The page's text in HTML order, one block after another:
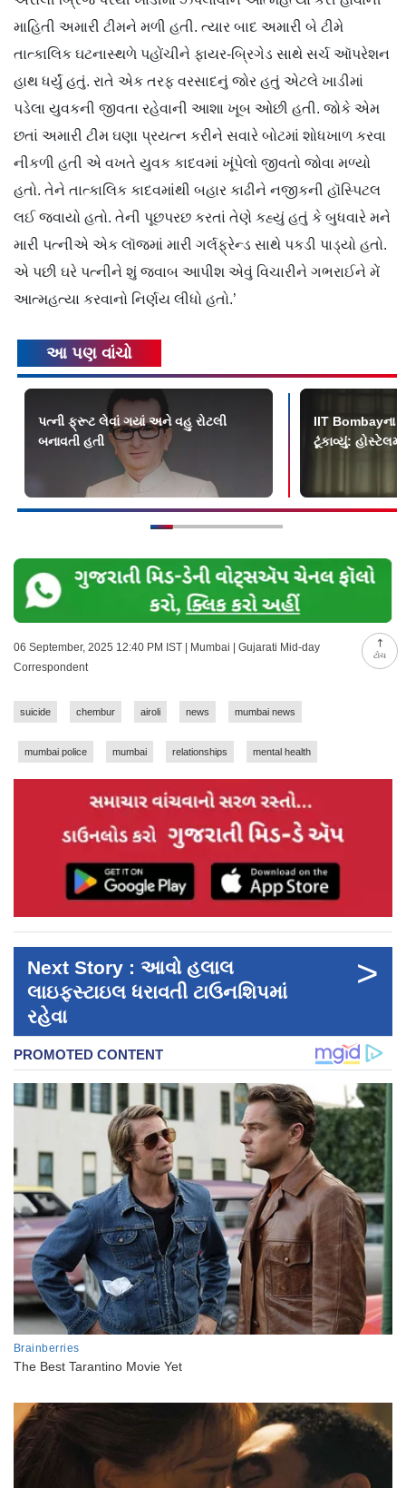
ટોચ
માહિતી અમારી ટીમને મળી હતી. ત્યાર બાદ અમારી બે ટીમે
તાત્કાલિક ઘટનાસ્થળે પહોંચીને ફાયર-બ્રિગેડ સાથે સર્ચ ઑપરેશન
હાથ ધર્યું હતું. રાતે એક તરફ વરસાદનું જોર હતું એટલે ખાડીમાં
પડેલા યુવકની જીવતા રહેવાની આશા ખૂબ ઓછી હતી. જોકે એમ
છતાં અમારી ટીમ ઘણા પ્રયત્ન કરીને સવારે બોટમાં શોધખાળ કરવા
નીકળી હતી એ વખતે યુવક કાદવમાં ખૂંપેલો જીવતો જોવા મળ્યો
હતો. તેને તાત્કાલિક કાદવમાંથી બહાર કાઢીને નજીકની હૉસ્પિટલ
લઈ જવાયો હતો. તેની પૂછપરછ કરતાં તેણે કહ્યું હતું કે બુધવારે મને
મારી પત્નીએ એક લૉજમાં મારી ગર્લફ્રેન્ડ સાથે પકડી પાડ્યો હતો.
એ પછી ઘરે પત્નીને શું જવાબ આપીશ એવું વિચારીને ગભરાઈને મેં
આત્મહત્યા ‍કરવાનો નિર્ણય લીધો હતો.’
આ પણ વાંચો
પત્ની ફ્રૂટ લેવાં ગયાં અને વહુ રોટલી
બનાવતી હતી
IIT Bombayના
ટૂંકાવ્યું: હોસ્ટેલમાં
06 September, 2025 12:40 PM IST | Mumbai | Gujarati Mid-day
Correspondent
suicide chembur airoli news mumbai news
mumbai police mumbai relationships mental health
Next Story : આવો હલાલ
લાઇફસ્ટાઇલ ધરાવતી ટાઉનશિપમાં
રહેવા
>